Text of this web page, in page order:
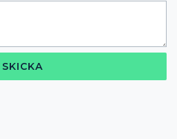
SKICKA